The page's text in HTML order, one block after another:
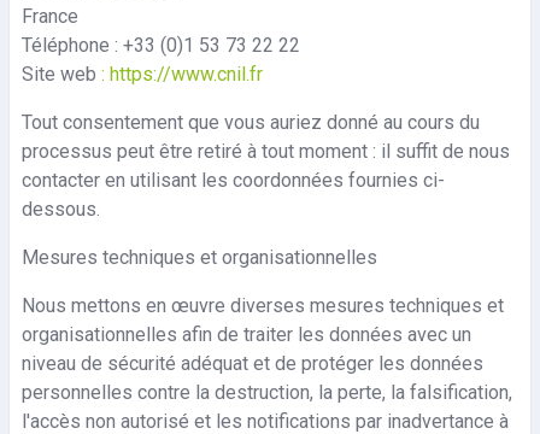
France
Téléphone : +33 (0)1 53 73 22 22
Site web : https://www.cnil.fr
Tout consentement que vous auriez donné au cours du
processus peut être retiré à tout moment : il suffit de nous
contacter en utilisant les coordonnées fournies ci-
dessous.
Mesures techniques et organisationnelles
Nous mettons en œuvre diverses mesures techniques et
organisationnelles afin de traiter les données avec un
niveau de sécurité adéquat et de protéger les données
personnelles contre la destruction, la perte, la falsification,
l'accès non autorisé et les notifications par inadvertance à